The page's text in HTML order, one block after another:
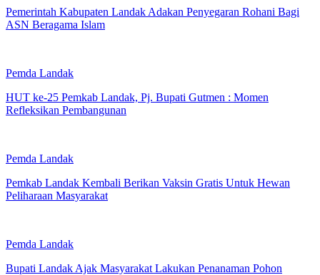
Pemerintah Kabupaten Landak Adakan Penyegaran Rohani Bagi
ASN Beragama Islam
Pemda Landak
HUT ke-25 Pemkab Landak, Pj. Bupati Gutmen : Momen
Refleksikan Pembangunan
Pemda Landak
Pemkab Landak Kembali Berikan Vaksin Gratis Untuk Hewan
Peliharaan Masyarakat
Pemda Landak
Bupati Landak Ajak Masyarakat Lakukan Penanaman Pohon